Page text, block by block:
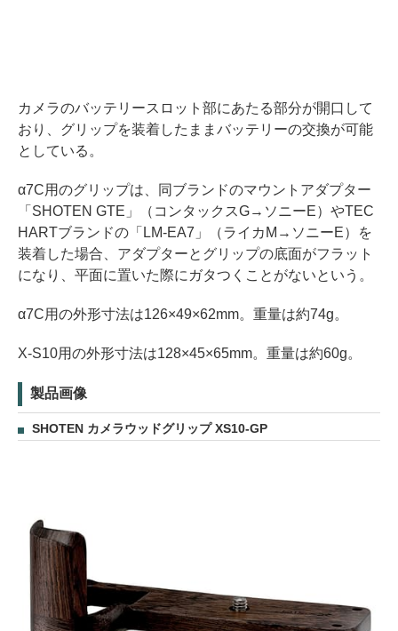
カメラのバッテリースロット部にあたる部分が開口して
おり、グリップを装着したままバッテリーの交換が可能
としている。
α7C用のグリップは、同ブランドのマウントアダプター
「SHOTEN GTE」（コンタックスG→ソニーE）やTEC
HARTブランドの「LM-EA7」（ライカM→ソニーE）を
装着した場合、アダプターとグリップの底面がフラット
になり、平面に置いた際にガタつくことがないという。
α7C用の外形寸法は126×49×62mm。重量は約74g。
X-S10用の外形寸法は128×45×65mm。重量は約60g。
製品画像
SHOTEN カメラウッドグリップ XS10-GP